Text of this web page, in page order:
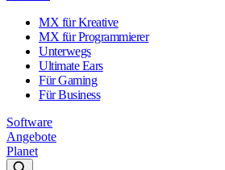
MX für Kreative
MX für Programmierer
Unterwegs
Ultimate Ears
Für Gaming
Für Business
Software
Angebote
Planet